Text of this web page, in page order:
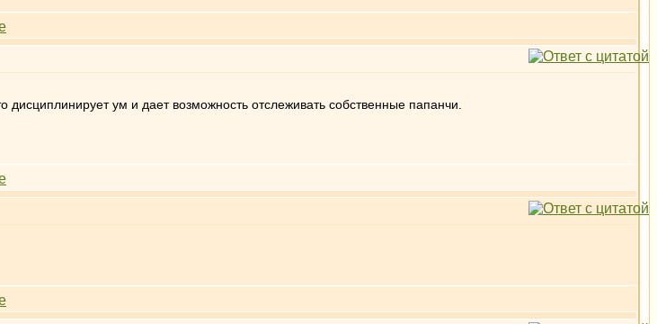
ум и дает возможность отслеживать собственные папанчи.